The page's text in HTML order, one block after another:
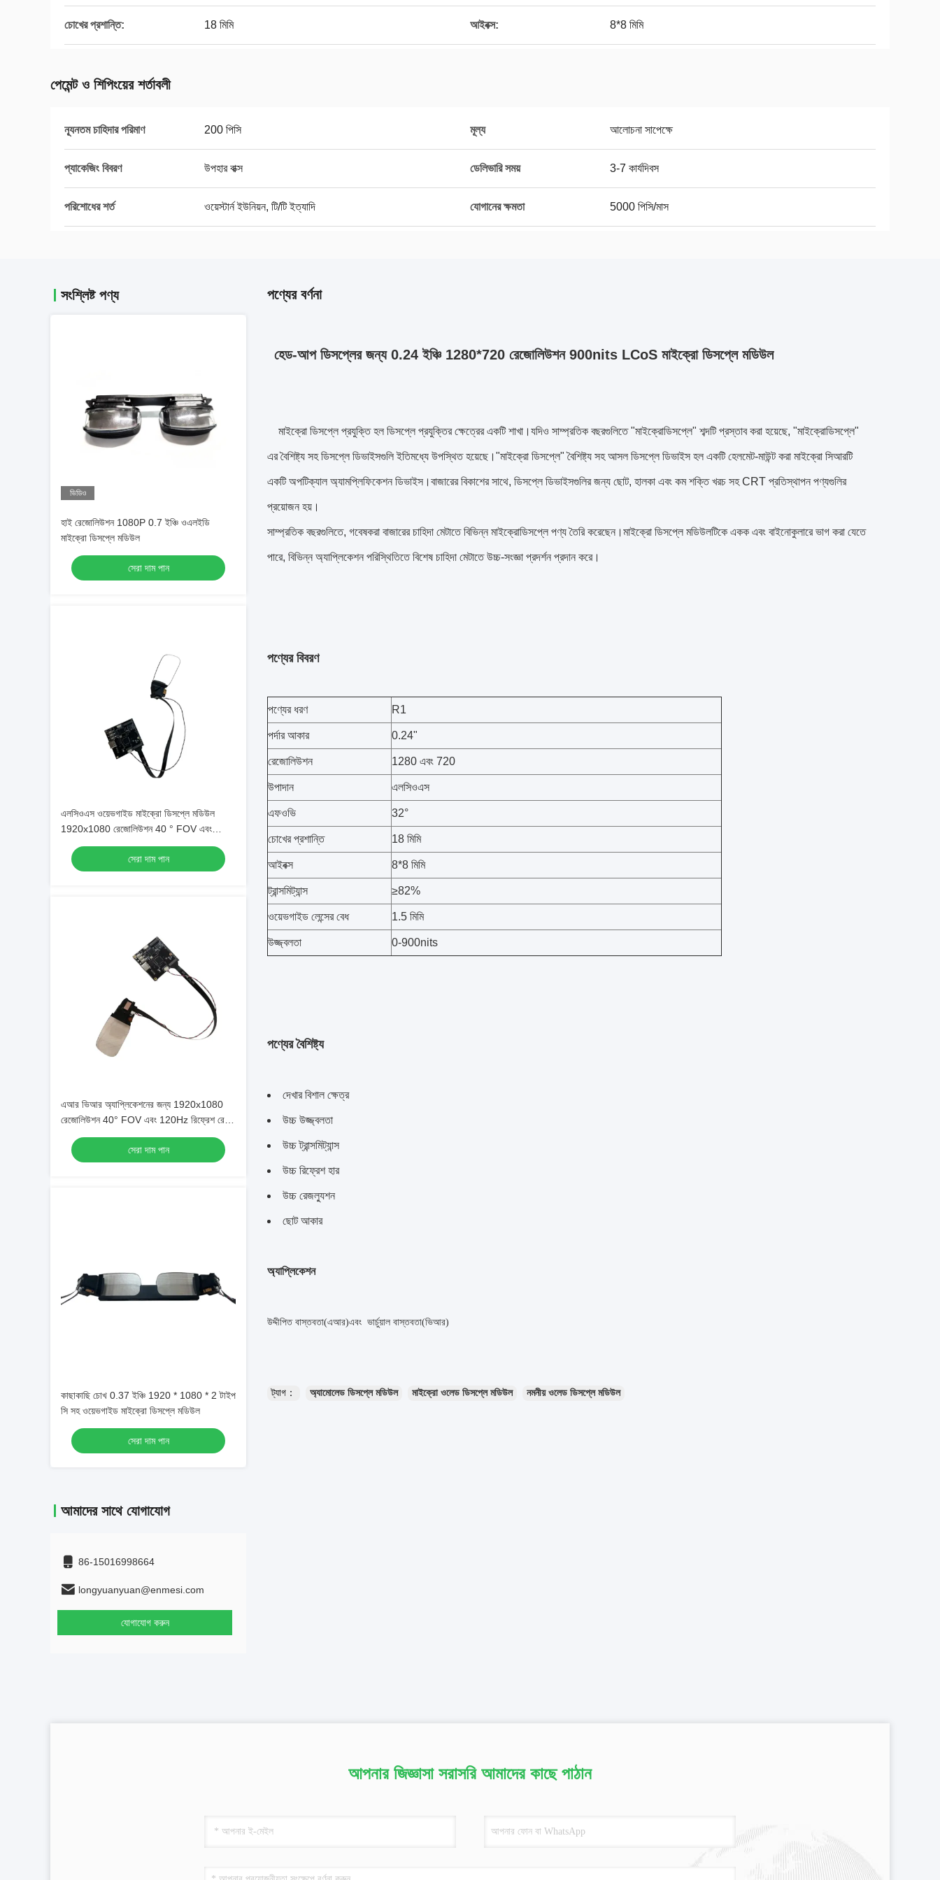
চোখের প্রশান্তি: 18 মিমি আইবক্স: 8*8 মিমি
পেমেন্ট ও শিপিংয়ের শর্তাবলী
ন্যূনতম চাহিদার পরিমাণ 200 পিসি মূল্য আলোচনা সাপেক্ষে
প্যাকেজিং বিবরণ উপহার বাক্স ডেলিভারি সময় 3-7 কার্যদিবস
পরিশোধের শর্ত ওয়েস্টার্ন ইউনিয়ন, টি/টি ইত্যাদি যোগানের ক্ষমতা 5000 পিসি/মাস
সংশ্লিষ্ট পণ্য
ভিডিও
হাই রেজোলিউশন 1080P 0.7 ইঞ্চি ওএলইডি
মাইক্রো ডিসপ্লে মডিউল
সেরা দাম পান
এলসিওএস ওয়েভগাইড মাইক্রো ডিসপ্লে মডিউল
1920x1080 রেজোলিউশন 40 ° FOV এবং
120Hz রিফ্রেশ রেট সহ
সেরা দাম পান
এআর ভিআর অ্যাপ্লিকেশনের জন্য 1920x1080
রেজোলিউশন 40° FOV এবং 120Hz রিফ্রেশ রেট
সহ 0.37 ইঞ্চি LCOS মাইক্রো ডিসপ্লে মডিউল
সেরা দাম পান
কাছাকাছি চোখ 0.37 ইঞ্চি 1920 * 1080 * 2 টাইপ
সি সহ ওয়েভগাইড মাইক্রো ডিসপ্লে মডিউল
সেরা দাম পান
আমাদের সাথে যোগাযোগ
86-15016998664
longyuanyuan@enmesi.com
যোগাযোগ করুন
পণ্যের বর্ণনা
হেড-আপ ডিসপ্লের জন্য 0.24 ইঞ্চি 1280*720 রেজোলিউশন 900nits LCoS মাইক্রো ডিসপ্লে মডিউল
মাইক্রো ডিসপ্লে প্রযুক্তি হল ডিসপ্লে প্রযুক্তির ক্ষেত্রের একটি শাখা।যদিও সাম্প্রতিক বছরগুলিতে "মাইক্রোডিসপ্লে" শব্দটি প্রস্তাব করা হয়েছে, "মাইক্রোডিসপ্লে"
এর বৈশিষ্ট্য সহ ডিসপ্লে ডিভাইসগুলি ইতিমধ্যে উপস্থিত হয়েছে।"মাইক্রো ডিসপ্লে" বৈশিষ্ট্য সহ আসল ডিসপ্লে ডিভাইস হল একটি হেলমেট-মাউন্ট করা মাইক্রো সিআরটি
একটি অপটিক্যাল অ্যামপ্লিফিকেশন ডিভাইস।বাজারের বিকাশের সাথে, ডিসপ্লে ডিভাইসগুলির জন্য ছোট, হালকা এবং কম শক্তি খরচ সহ CRT প্রতিস্থাপন পণ্যগুলির
প্রয়োজন হয়।
সাম্প্রতিক বছরগুলিতে, গবেষকরা বাজারের চাহিদা মেটাতে বিভিন্ন মাইক্রোডিসপ্লে পণ্য তৈরি করেছেন।মাইক্রো ডিসপ্লে মডিউলটিকে একক এবং বাইনোকুলারে ভাগ করা যেতে
পারে, বিভিন্ন অ্যাপ্লিকেশন পরিস্থিতিতে বিশেষ চাহিদা মেটাতে উচ্চ-সংজ্ঞা প্রদর্শন প্রদান করে।
পণ্যের বিবরণ
পণ্যের ধরণ R1
পর্দার আকার 0.24"
রেজোলিউশন 1280 এবং 720
উপাদান এলসিওএস
এফওভি 32°
চোখের প্রশান্তি 18 মিমি
আইবক্স 8*8 মিমি
ট্রান্সমিট্যান্স ≥82%
ওয়েভগাইড লেন্সের বেধ 1.5 মিমি
উজ্জ্বলতা 0-900nits
পণ্যের বৈশিষ্ট্য
দেখার বিশাল ক্ষেত্র
উচ্চ উজ্জ্বলতা
উচ্চ ট্রান্সমিট্যান্স
উচ্চ রিফ্রেশ হার
উচ্চ রেজল্যুশন
ছোট আকার
অ্যাপ্লিকেশন
উদ্দীপিত বাস্তবতা(এআর)এবং ভার্চুয়াল বাস্তবতা(ভিআর)
ট্যাগ： অ্যামোলেড ডিসপ্লে মডিউল মাইক্রো ওলেড ডিসপ্লে মডিউল নমনীয় ওলেড ডিসপ্লে মডিউল
আপনার জিজ্ঞাসা সরাসরি আমাদের কাছে পাঠান